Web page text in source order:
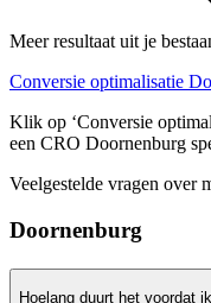
Meer resultaat uit je
Conversie optimalisatie
Klik op ‘Conversie
een CRO Doornenburg
Veelgestelde vragen over
Doornenburg
Hoelang duurt het voordat